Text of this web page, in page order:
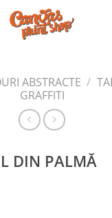
CANVAS
SHOP
ABSTRACTE /
GRAFFITI
DIN PALMĂ